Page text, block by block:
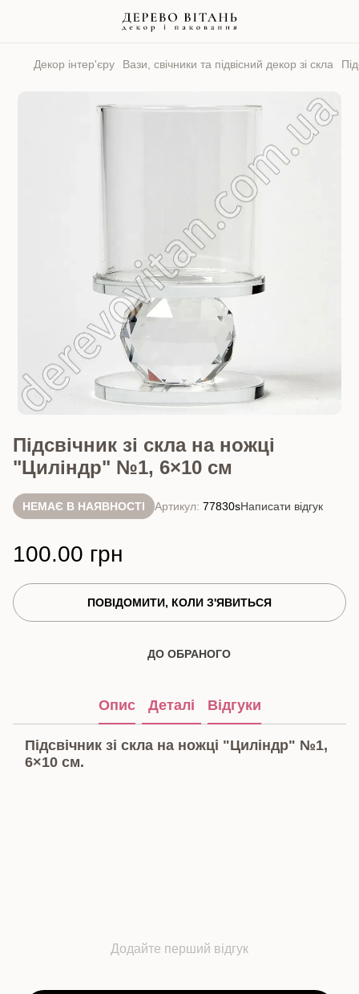
Декор інтер'єру Вази, свічники та підвісний декор зі скла
Підсвічник зі скла на ножці
"Циліндр" №1, 6×10 см
НЕМАЄ В НАЯВНОСТІ Артикул: 77830sНаписати відгук
100.00 грн
ПОВІДОМИТИ, КОЛИ З'ЯВИТЬСЯ
ДО ОБРАНОГО
Опис Деталі Відгуки
Підсвічник зі скла на ножці "Циліндр" №1,
6×10 см.
Додайте перший відгук